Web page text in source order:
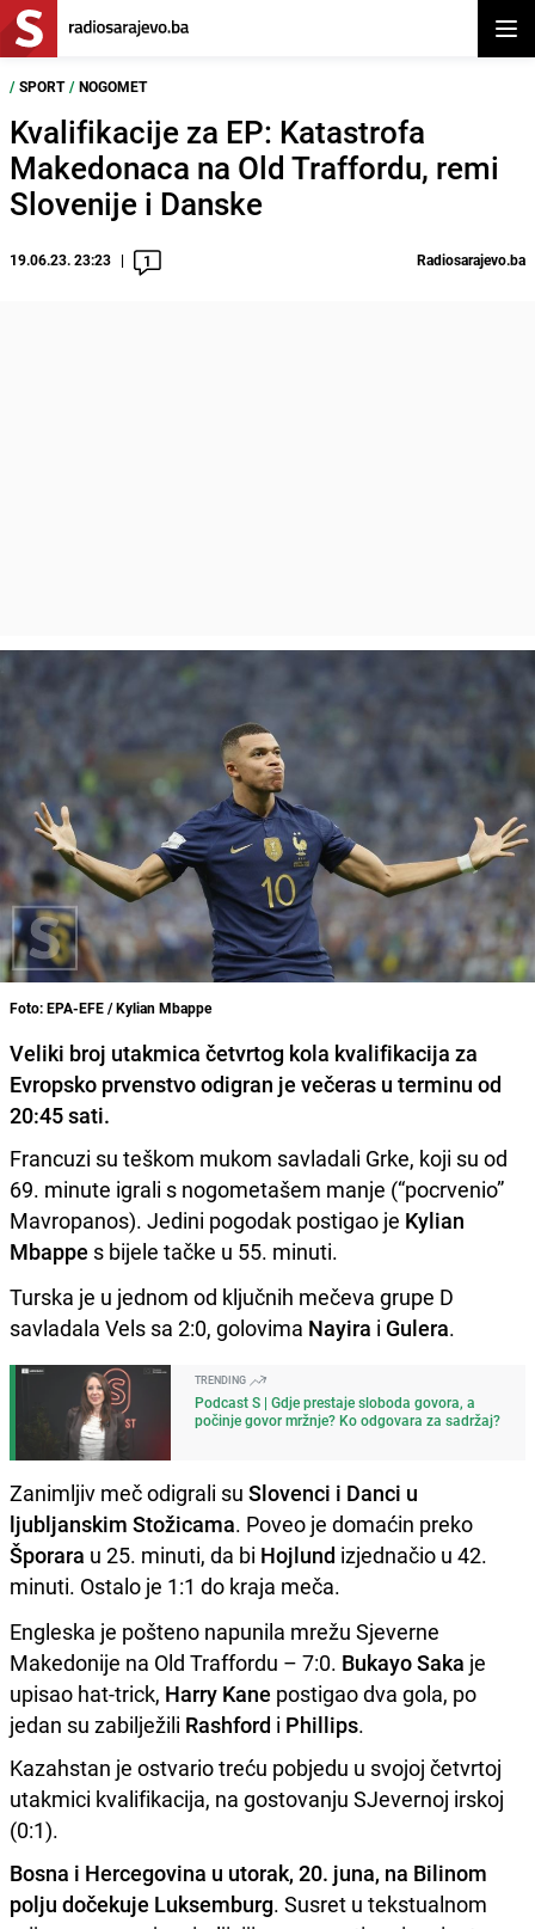
/ SPORT / NOGOMET
Kvalifikacije za EP: Katastrofa
Makedonaca na Old Traffordu, remi
Slovenije i Danske
19.06.23. 23:23 1 Radiosarajevo.ba
Foto: EPA-EFE / Kylian Mbappe
Veliki broj utakmica četvrtog kola kvalifikacija za
Evropsko prvenstvo odigran je večeras u terminu od
20:45 sati.
Francuzi su teškom mukom savladali Grke, koji su od
69. minute igrali s nogometašem manje (“pocrvenio”
Mavropanos). Jedini pogodak postigao je Kylian
Mbappe s bijele tačke u 55. minuti.
Turska je u jednom od ključnih mečeva grupe D
savladala Vels sa 2:0, golovima Nayira i Gulera.
TRENDING
Podcast S | Gdje prestaje sloboda govora, a
počinje govor mržnje? Ko odgovara za sadržaj?
Zanimljiv meč odigrali su Slovenci i Danci u
ljubljanskim Stožicama. Poveo je domaćin preko
Šporara u 25. minuti, da bi Hojlund izjednačio u 42.
minuti. Ostalo je 1:1 do kraja meča.
Engleska je pošteno napunila mrežu Sjeverne
Makedonije na Old Traffordu – 7:0. Bukayo Saka je
upisao hat-trick, Harry Kane postigao dva gola, po
jedan su zabilježili Rashford i Phillips.
Kazahstan je ostvario treću pobjedu u svojoj četvrtoj
utakmici kvalifikacija, na gostovanju SJevernoj irskoj
(0:1).
Bosna i Hercegovina u utorak, 20. juna, na Bilinom
polju dočekuje Luksemburg. Susret u tekstualnom